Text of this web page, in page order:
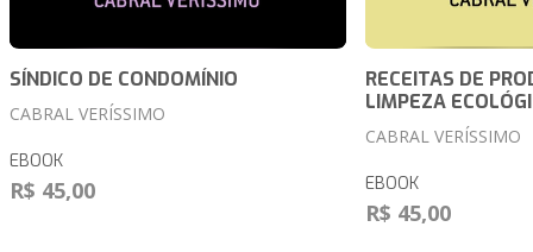
SÍNDICO DE CONDOMÍNIO
CABRAL VERÍSSIMO
EBOOK
R$ 45,00
RECEITAS DE
LIMPEZA
CABRAL VERÍSSIMO
EBOOK
R$ 45,00